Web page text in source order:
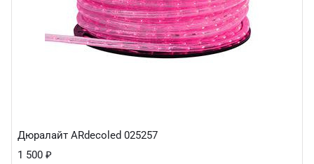
Дюралайт ARdecoled 025257
1 500 ₽